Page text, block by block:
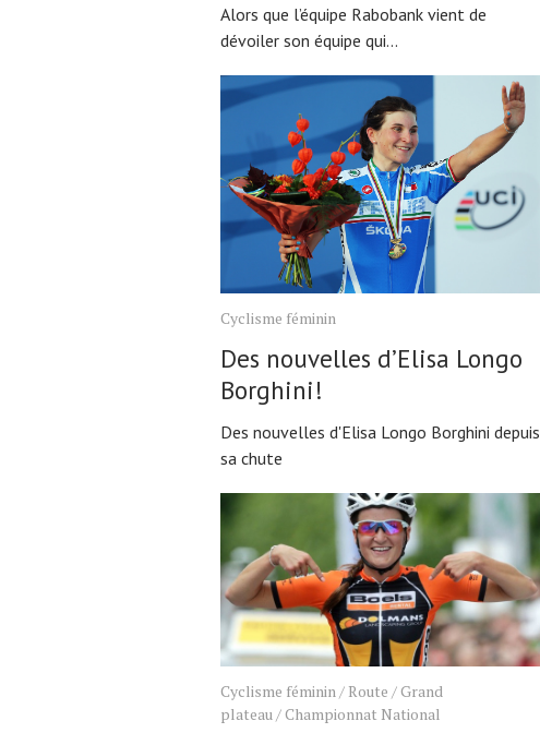
Alors que l’équipe Rabobank vient de
dévoiler son équipe qui...
Cyclisme féminin
Des nouvelles d’Elisa Longo
Borghini!
Des nouvelles d'Elisa Longo Borghini depuis
sa chute
Cyclisme féminin/ Route / Grand
plateau/ Championnat National